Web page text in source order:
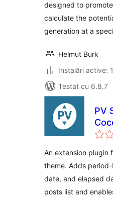
designed to
calculate the
generation at a
Helmut Burk
Instalări active:
Testat cu 6.8.7
PV
An extension plugin
theme. Adds
date, and elapsed
posts list and